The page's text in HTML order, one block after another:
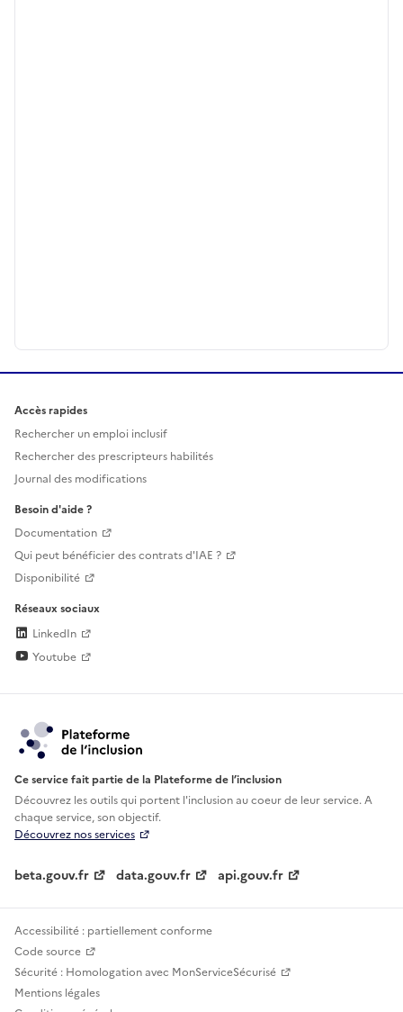
Accès rapides
Rechercher un emploi inclusif
Rechercher des prescripteurs habilités
Journal des modifications
Besoin d'aide ?
Documentation
Qui peut bénéficier des contrats d'IAE ?
Disponibilité
Réseaux sociaux
LinkedIn
Youtube
Ce service fait partie de la Plateforme de l’inclusion
Découvrez les outils qui portent l'inclusion aucoeur de leur service. A
chaque service, son objectif.
Découvrez nos services
beta.gouv.fr data.gouv.fr api.gouv.fr
Accessibilité : partiellement conforme
Code source
Sécurité : Homologation avec MonServiceSécurisé
Mentions légales